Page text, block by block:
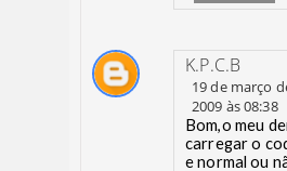
K.P.C.B
19 de março
2009 às 08:38
Bom,o meu
carregar o
e normal ou